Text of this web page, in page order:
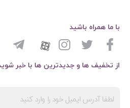
از تخفیف ها و جدیدترین ها با خبر
با ما همراه باشید